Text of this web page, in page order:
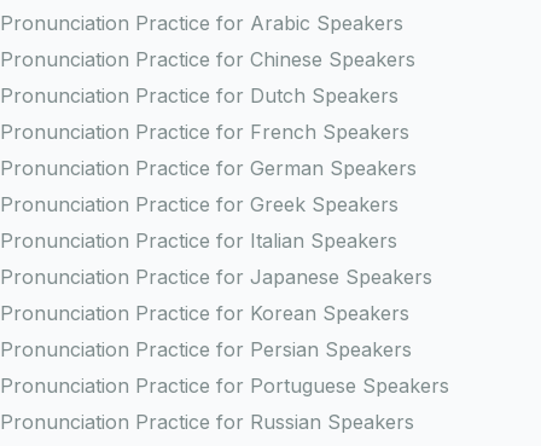
Pronunciation Practice for Arabic Speakers
Pronunciation Practice for Chinese Speakers
Pronunciation Practice for Dutch Speakers
Pronunciation Practice for French Speakers
Pronunciation Practice for German Speakers
Pronunciation Practice for Greek Speakers
Pronunciation Practice for Italian Speakers
Pronunciation Practice for Japanese Speakers
Pronunciation Practice for Korean Speakers
Pronunciation Practice for Persian Speakers
Pronunciation Practice for Portuguese Speakers
Pronunciation Practice for Russian Speakers